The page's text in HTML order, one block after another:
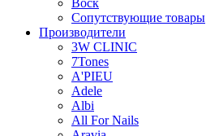
Воск
Сопутствующие товары
Производители
3W CLINIC
7Tones
A'PIEU
Adele
Albi
All For Nails